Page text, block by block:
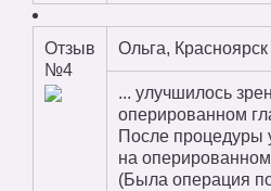
Отзыв
№4
Ольга, Красноярск
... улучшилось
оперированном
После процедуры
на
(Была операция по